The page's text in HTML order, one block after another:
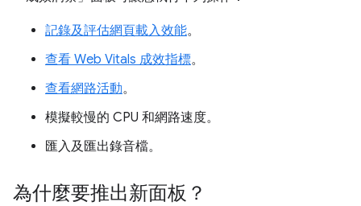
記錄及評估網頁載入效能。
查看 Web Vitals 成效指標。
查看網路活動。
模擬較慢的 CPU 和網路速度。
匯入及匯出錄音檔。
為什麼要推出新面板？